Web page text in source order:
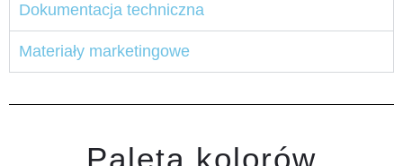
Dokumentacja techniczna
Materiały marketingowe
Paleta kolorów